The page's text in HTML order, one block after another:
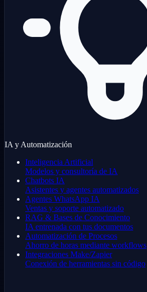
IA y Automatización
Inteligencia Artificial
Modelos y consultoría de IA
Chatbots IA
Asistentes y agentes automatizados
Agentes WhatsApp IA
Ventas y soporte automatizado
RAG & Bases de Conocimiento
IA entrenada con tus documentos
Automatización de Procesos
Ahorro de horas mediante workflows
Integraciones Make/Zapier
Conexión de herramientas sin código